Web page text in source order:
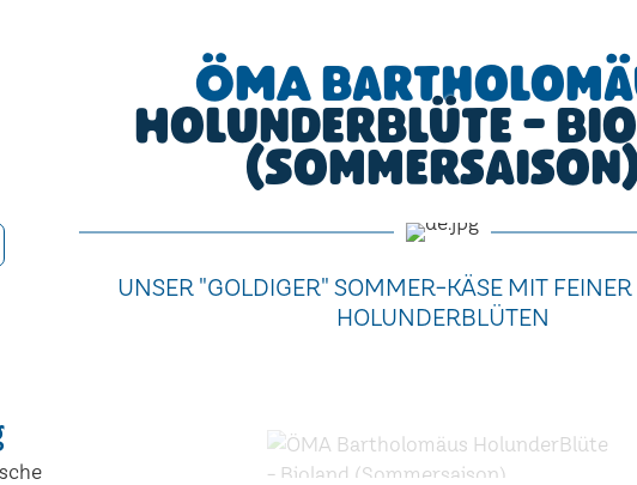
ÖMA
HolunderBlüte -
UNSER "GOLDIGER" SOMMER-KÄSE MIT
HOLUNDERBLÜTEN